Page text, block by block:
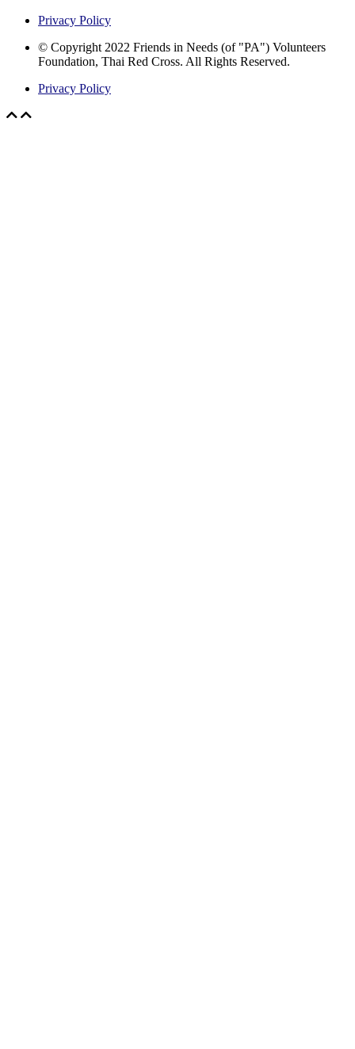
Privacy Policy
© Copyright 2022 Friends in Needs (of "PA") Volunteers
Foundation, Thai Red Cross. All Rights Reserved.
Privacy Policy